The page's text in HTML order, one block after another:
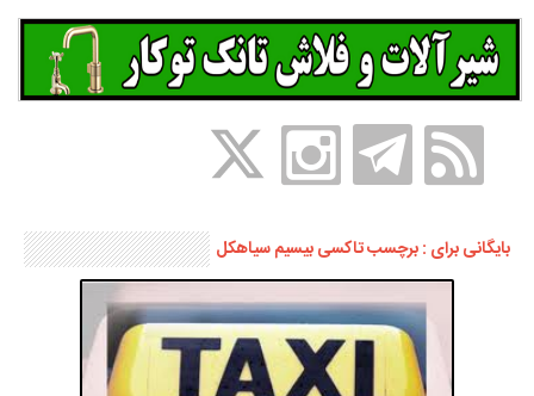
بایگانی برای : برچسب تاکسی بیسیم سیاهکل